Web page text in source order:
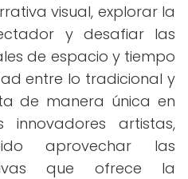
visual, explorar la
y desafiar las
de espacio y tiempo
entre lo tradicional y
de manera única en
artistas,
aprovechar las
que ofrece la